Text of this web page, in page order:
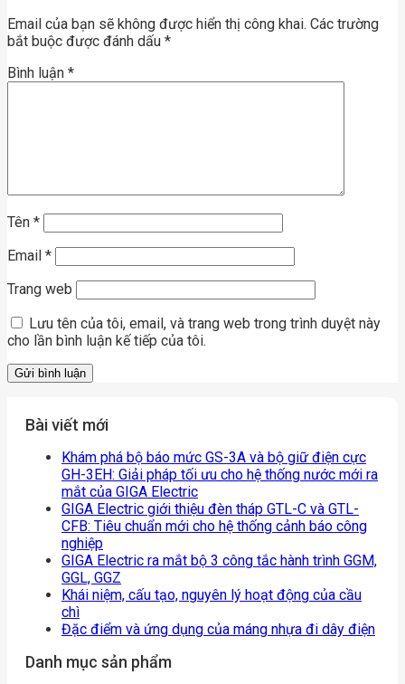
Email của bạn sẽ không được hiển thị công khai. Các trường
bắt buộc được đánh dấu *
Bình luận *
Tên *
Email *
Trang web
Lưu tên của tôi, email, và trang web trong trình duyệt này
cho lần bình luận kế tiếp của tôi.
Bài viết mới
Khám phá bộ báo mức GS-3A và bộ giữ điện cực
GH-3EH: Giải pháp tối ưu cho hệ thống nước mới ra
mắt của GIGA Electric
GIGA Electric giới thiệu đèn tháp GTL-C và GTL-
CFB: Tiêu chuẩn mới cho hệ thống cảnh báo công
nghiệp
GIGA Electric ra mắt bộ 3 công tắc hành trình GGM,
GGL, GGZ
Khái niệm, cấu tạo, nguyên lý hoạt động của cầu
chì
Đặc điểm và ứng dụng của máng nhựa đi dây điện
Danh mục sản phẩm